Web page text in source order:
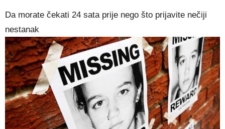
Da morate čekati 24 sata prije nego što prijavite nečiji
nestanak